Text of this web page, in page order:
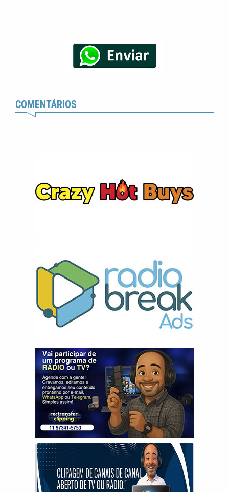
COMENTÁRIOS